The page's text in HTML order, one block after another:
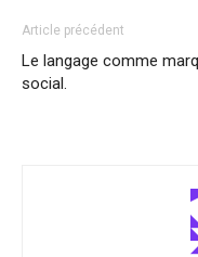
Article précédent
Le langage comme
social.